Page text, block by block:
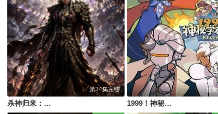
第34集完结
杀神归来：三界弑神录
更
1999！神秘学对策部国语版